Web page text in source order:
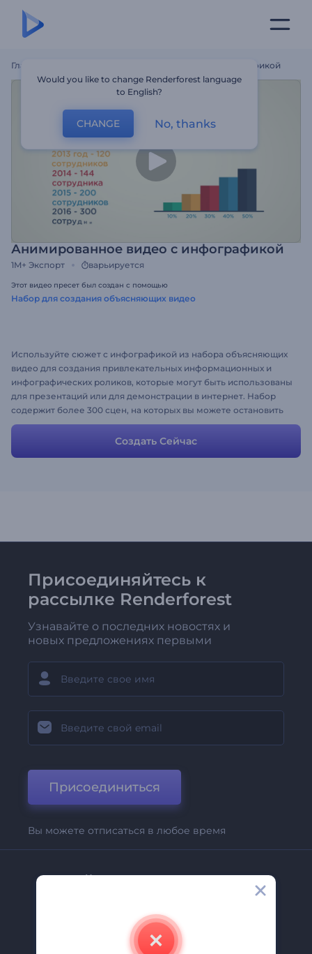
Главная Анимированное Видео С Инфографикой
Анимированное видео с инфографикой
1M+ Экспорт варьируется
Этот видео пресет был создан с помощью
Набор для создания объясняющих видео
Используйте сюжет с инфографикой из набора объясняющих
видео для создания привлекательных информационных и
инфографических роликов, которые могут быть использованы
для презентаций или для демонстрации в интернет. Набор
содержит более 300 сцен, на которых вы можете остановить
свой выбор. Вы можете добавлять или удалять любые сцены
Создать Сейчас
Присоединяйтесь к
рассылке Renderforest
Узнавайте о последних новостях и
новых предложениях первыми
Присоединиться
Вы можете отписаться в любое время
Компания
Свяжитесь С Нами
Would you like to change Renderforest language
to English?
CHANGE No, thanks